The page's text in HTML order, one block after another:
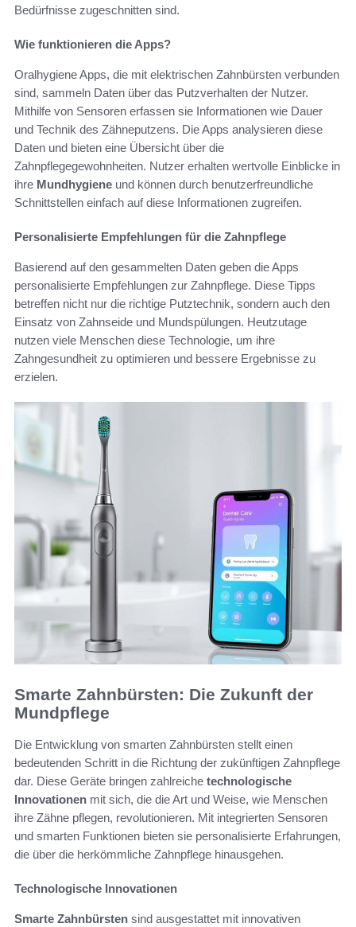
Bedürfnisse zugeschnitten sind.
Wie funktionieren die Apps?
Oralhygiene Apps, die mit elektrischen Zahnbürsten verbunden
sind, sammeln Daten über das Putzverhalten der Nutzer.
Mithilfe von Sensoren erfassen sie Informationen wie Dauer
und Technik des Zähneputzens. Die Apps analysieren diese
Daten und bieten eine Übersicht über die
Zahnpflegegewohnheiten. Nutzer erhalten wertvolle Einblicke in
ihre Mundhygiene und können durch benutzerfreundliche
Schnittstellen einfach auf diese Informationen zugreifen.
Personalisierte Empfehlungen für die Zahnpflege
Basierend auf den gesammelten Daten geben die Apps
personalisierte Empfehlungen zur Zahnpflege. Diese Tipps
betreffen nicht nur die richtige Putztechnik, sondern auch den
Einsatz von Zahnseide und Mundspülungen. Heutzutage
nutzen viele Menschen diese Technologie, um ihre
Zahngesundheit zu optimieren und bessere Ergebnisse zu
erzielen.
Smarte Zahnbürsten: Die Zukunft der
Mundpflege
Die Entwicklung von smarten Zahnbürsten stellt einen
bedeutenden Schritt in die Richtung der zukünftigen Zahnpflege
dar. Diese Geräte bringen zahlreiche technologische
Innovationen mit sich, die die Art und Weise, wie Menschen
ihre Zähne pflegen, revolutionieren. Mit integrierten Sensoren
und smarten Funktionen bieten sie personalisierte Erfahrungen,
die über die herkömmliche Zahnpflege hinausgehen.
Technologische Innovationen
Smarte Zahnbürsten sind ausgestattet mit innovativen